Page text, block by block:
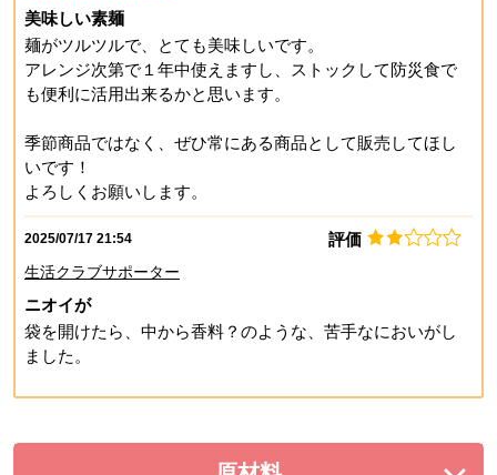
美味しい素麺
麺がツルツルで、とても美味しいです。
アレンジ次第で１年中使えますし、ストックして防災食で
も便利に活用出来るかと思います。
季節商品ではなく、ぜひ常にある商品として販売してほし
いです！
よろしくお願いします。
2025/07/17 21:54 評価
生活クラブサポーター
ニオイが
袋を開けたら、中から香料？のような、苦手なにおいがし
ました。